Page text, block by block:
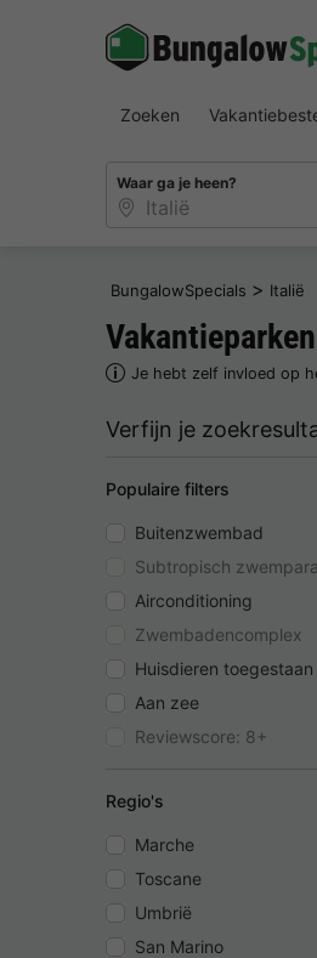
Zoeken
Waar ga je heen?
BungalowSpecials > Italië
Vakantieparken
Je hebt zelf invloed op
Verfijn je
Populaire filters
Buitenzwembad
Subtropisch
Airconditioning
Zwembadencomplex
Huisdieren toegestaan
Aan zee
Reviewscore: 8+
Regio's
Marche
Toscane
Umbrië
San Marino